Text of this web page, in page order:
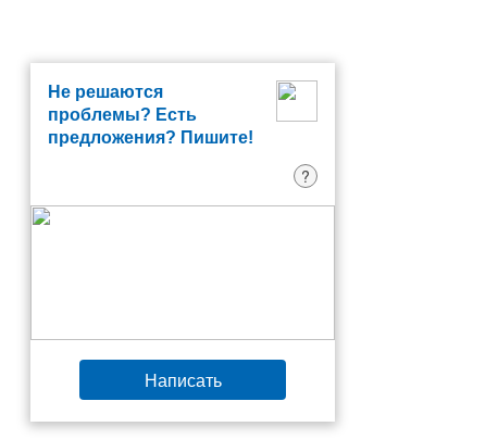
Не решаются
проблемы? Есть
предложения? Пишите!
?
Написать